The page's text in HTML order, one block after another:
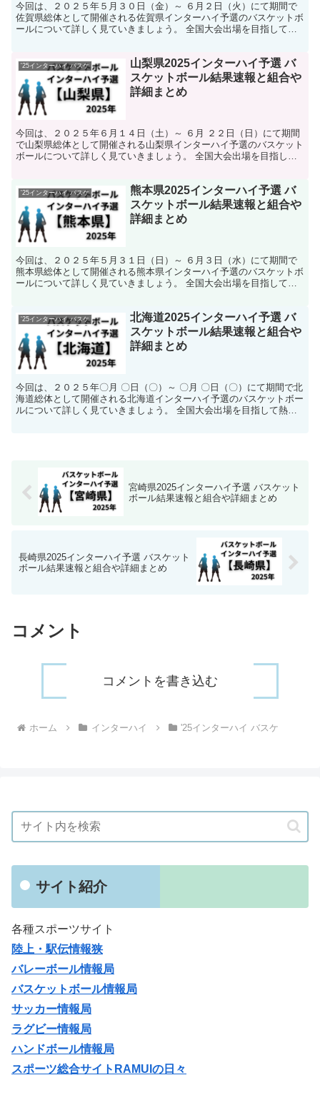
今回は、２０２５年５月３０日（金）～ ６月２日（火）にて期間で
佐賀県総体として開催される佐賀県インターハイ予選のバスケットボ
ールについて詳しく見ていきましょう。 全国大会出場を目指して熱
'25インターハイ バスケ
山梨県2025インターハイ予選 バ
スケットボール結果速報と組合や
詳細まとめ
今回は、２０２５年６月１４日（土）～ ６月 ２２日（日）にて期間
で山梨県総体として開催される山梨県インターハイ予選のバスケット
ボールについて詳しく見ていきましょう。 全国大会出場を目指して
'25インターハイ バスケ
熊本県2025インターハイ予選 バ
スケットボール結果速報と組合や
詳細まとめ
今回は、２０２５年５月３１日（日）～ ６月３日（水）にて期間で
熊本県総体として開催される熊本県インターハイ予選のバスケットボ
ールについて詳しく見ていきましょう。 全国大会出場を目指して熱
'25インターハイ バスケ
北海道2025インターハイ予選 バ
スケットボール結果速報と組合や
詳細まとめ
今回は、２０２５年〇月 〇日（〇）～ 〇月 〇日（〇）にて期間で北
海道総体として開催される北海道インターハイ予選のバスケットボー
ルについて詳しく見ていきましょう。 全国大会出場を目指して熱い
宮崎県2025インターハイ予選 バスケット
ボール結果速報と組合や詳細まとめ
長崎県2025インターハイ予選 バスケット
ボール結果速報と組合や詳細まとめ
コメント
コメントを書き込む
ホーム インターハイ '25インターハイ バスケ
サイト紹介
各種スポーツサイト
陸上・駅伝情報狭
バレーボール情報局
バスケットボール情報局
サッカー情報局
ラグビー情報局
ハンドボール情報局
スポーツ総合サイトRAMUIの日々